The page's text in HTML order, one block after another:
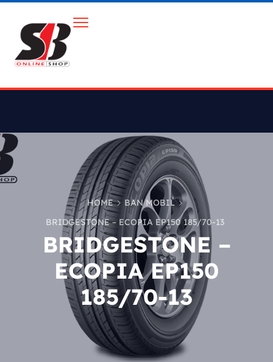
HOME
BAN MOBIL
BRIDGESTONE – ECOPIA EP150 185/70-13
BRIDGESTONE –
ECOPIA EP150
185/70-13